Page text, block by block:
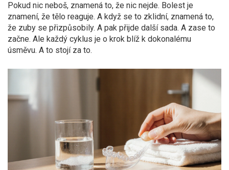
Pokud nic neboš, znamená to, že nic nejde. Bolest je
znamení, že tělo reaguje. A když se to zklidní, znamená to,
že zuby se přizpůsobily. A pak přijde další sada. A zase to
začne. Ale každý cyklus je o krok blíž k dokonalému
úsměvu. A to stojí za to.